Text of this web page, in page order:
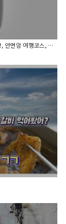
[Talk] 충청남도 태안 여행 / 신두리, 안면도, 꽃지해수욕장, 안면암 여행코스, 태안맛집